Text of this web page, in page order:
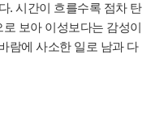
. 시간이 흐를수록 점차 탄
보아 이성보다는 감성이
람에 사소한 일로 남과 다